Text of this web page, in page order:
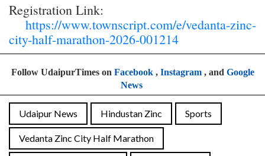
Registration Link:
https://www.townscript.com/e/vedanta-zinc-
city-half-marathon-2026-001214
Follow UdaipurTimes on Facebook, Instagram, and Google
News
Udaipur News Hindustan Zinc Sports
Vedanta Zinc City Half Marathon